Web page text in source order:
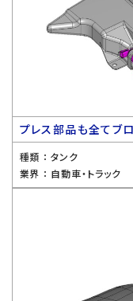
プレス部品も全てブ
種類 ： タンク
業界 ： 自動車・トラック